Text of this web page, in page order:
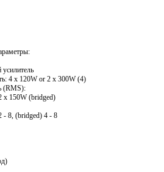
4 x 120W or 2 x 300W (4)
(RMS):
x 150W (bridged)
- 8, (bridged) 4 - 8